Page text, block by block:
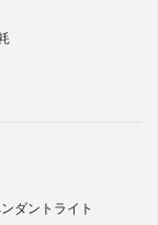
ダントライト